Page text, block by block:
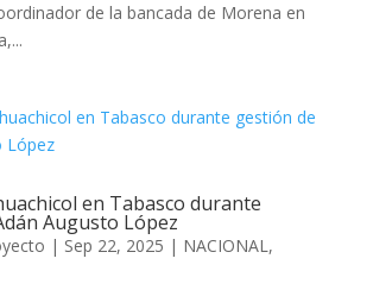
de la bancada de Morena en
en Tabasco durante
Augusto López
| Sep 22, 2025 | NACIONAL,